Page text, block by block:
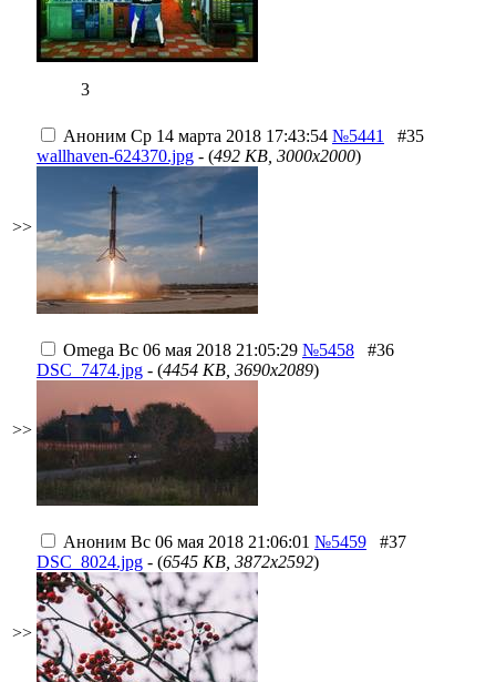
3
>>
Аноним Ср 14 марта 2018 17:43:54 №5441
#35
wallhaven-624370.jpg - (492 KB, 3000x2000)
>>
Omega Вс 06 мая 2018 21:05:29 №5458
#36
DSC_7474.jpg - (4454 KB, 3690x2089)
>>
Аноним Вс 06 мая 2018 21:06:01 №5459
#37
DSC_8024.jpg - (6545 KB, 3872x2592)